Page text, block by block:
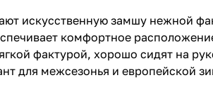
искусственную замшу нежной
комфортное
фактурой, хорошо сидят на
для межсезонья и европейской